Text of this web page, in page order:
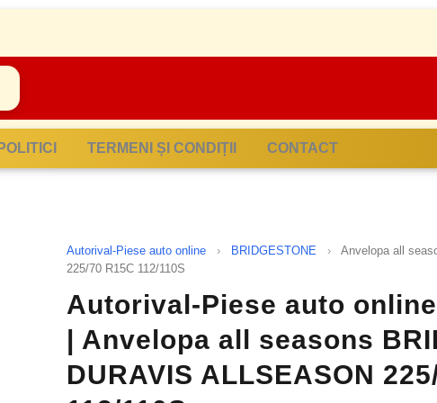
POLITICI TERMENI ȘI CONDIȚII CONTACT
Autorival-Piese auto online › BRIDGESTONE ›
Anvelopa all
225/70 R15C 112/110S
Autorival-Piese auto online
| Anvelopa all seasons
DURAVIS ALLSEASON